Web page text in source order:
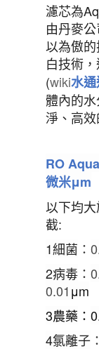
濾芯為
由丹麥
以為傲
白技術
(wiki水
體內的
淨、高效
RO
微米μm
以下均
截:
1細菌 ：
2病毒 ：
0.01μm
3農藥 ：
4氯離子 ：